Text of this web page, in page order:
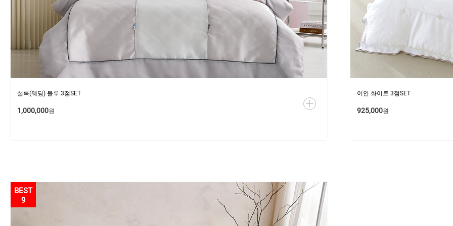
설록(웨딩) 블루 3점SET
1,000,000원
9
이안 화이트 3점SET
925,000원